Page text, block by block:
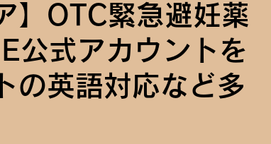
】OTC緊急避妊薬
公式アカウントを
の英語対応など多